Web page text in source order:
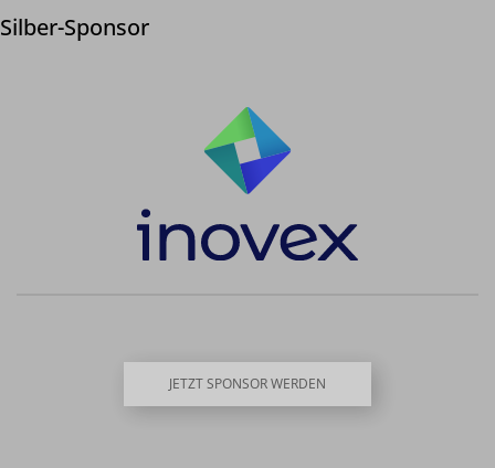
Silber-Sponsor
JETZT SPONSOR WERDEN